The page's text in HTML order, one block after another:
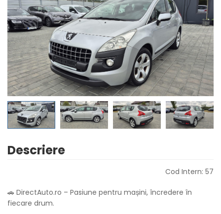
Descriere
Cod Intern: 57
🚗 DirectAuto.ro – Pasiune pentru mașini, încredere în
fiecare drum.